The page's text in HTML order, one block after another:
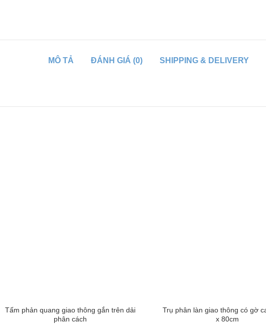
MÔ TẢ ĐÁNH GIÁ (0) SHIPPING & DELIVERY
Tấm phản quang giao thông gắn trên dải
phân cách
Trụ phân làn giao thông có gờ
x 80cm